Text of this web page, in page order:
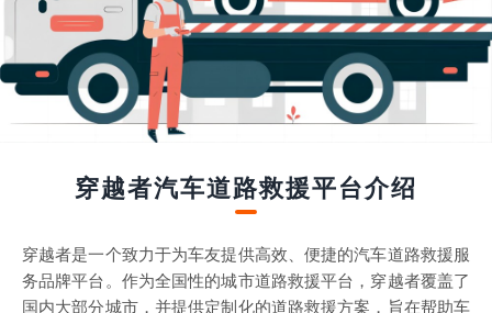
穿越者汽车道路救援平台介绍
穿越者是一个致力于为车友提供高效、便捷的汽车道路救援服
务品牌平台。作为全国性的城市道路救援平台，穿越者覆盖了
国内大部分城市，并提供定制化的道路救援方案，旨在帮助车